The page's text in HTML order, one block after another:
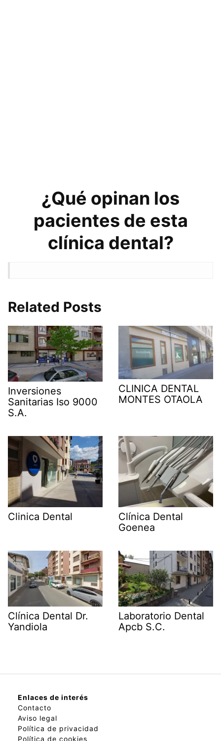
¿Qué opinan los
pacientes de esta
clínica dental?
Related Posts
Inversiones
Sanitarias Iso 9000
S.A.
CLINICA DENTAL
MONTES OTAOLA
Clinica Dental
Clínica Dental
Goenea
Clínica Dental Dr.
Yandiola
Laboratorio Dental
Apcb S.C.
Enlaces de interés
Contacto
Aviso legal
Política de privacidad
Política de cookies